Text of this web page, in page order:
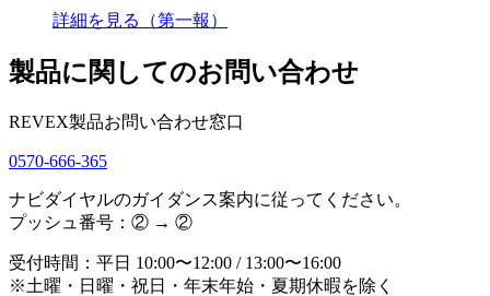
詳細を見る（第一報）
製品に関してのお問い合わせ
REVEX製品お問い合わせ窓口
0570-666-365
ナビダイヤルのガイダンス案内に従ってください。
プッシュ番号：② → ②
受付時間：平日 10:00〜12:00 / 13:00〜16:00
※土曜・日曜・祝日・年末年始・夏期休暇を除く